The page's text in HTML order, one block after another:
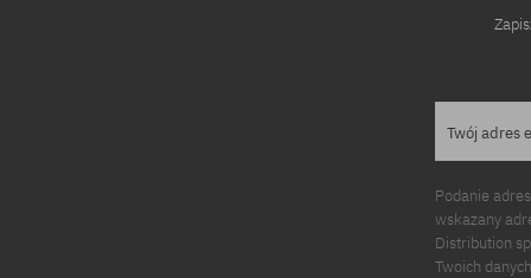
Twój adres
Podanie
wskazany
Distribution
Twoich